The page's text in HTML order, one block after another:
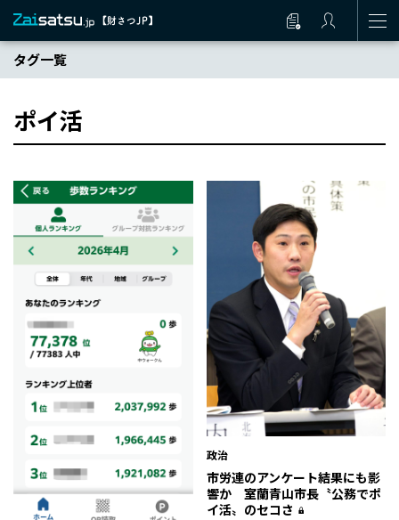
タグ一覧
ポイ活
政治
市労連のアンケート結果にも影
響か 室蘭青山市長〝公務でポ
イ活〟のセコさ